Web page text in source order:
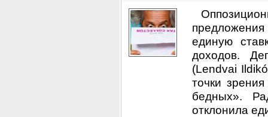
единую
доходов.
(Lendvai
точки
бедных».
отклонила